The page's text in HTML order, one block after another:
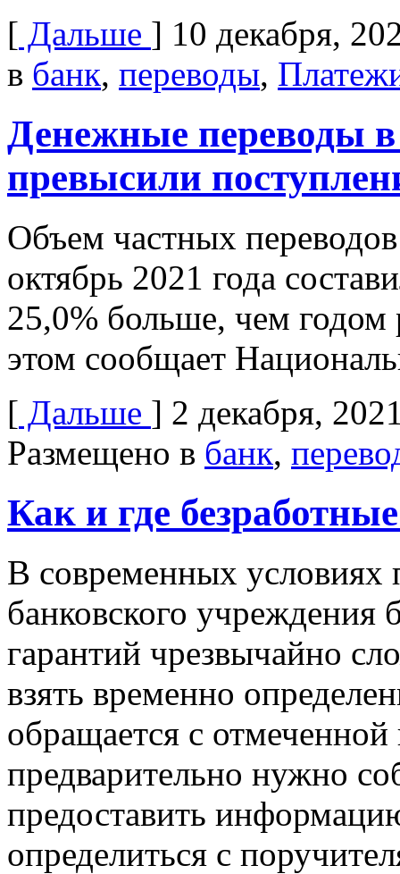
[ Дальше ] 10 декабря,
в банк, переводы,
Денежные переводы
превысили
Объем частных
октябрь 2021 года
25,0% больше, чем
этом сообщает
[ Дальше ] 2 декабря,
Размещено в банк,
Как и где
В современных
банковского учреждения
гарантий чрезвычайно
взять временно
обращается с
предварительно нужно
предоставить
определиться с